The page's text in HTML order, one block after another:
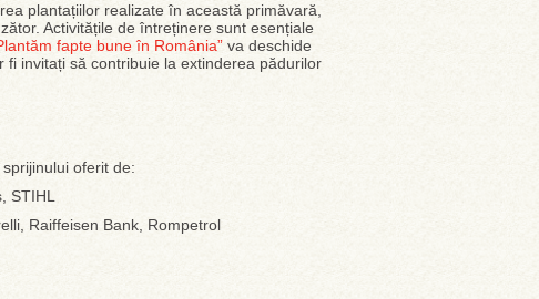
plantațiilor realizate în această primăvară,
Activitățile de întreținere sunt esențiale
fapte bune în România” va deschide
invitați să contribuie la extinderea pădurilor
oferit de:
STIHL
Raiffeisen Bank, Rompetrol